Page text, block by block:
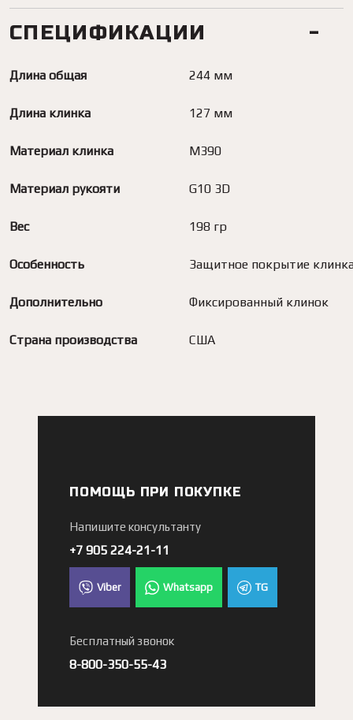
СПЕЦИФИКАЦИИ
Длина общая 244 мм
Длина клинка 127 мм
Материал клинка M390
Материал рукояти G10 3D
Вес 198 гр
Особенность Защитное покрытие
Дополнительно Фиксированный клинок
Страна производства США
ПОМОЩЬ ПРИ ПОКУПКЕ
Напишите консультанту
+7 905 224-21-11
Viber Whatsapp TG
Бесплатный звонок
8-800-350-55-43